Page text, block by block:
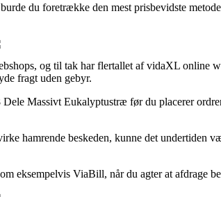
du foretrække den mest prisbevidste
og til tak har flertallet af vidaXL online
fragt uden gebyr.
Massivt Eukalyptustræ før du placerer
hamrende beskeden, kunne det undertiden
eksempelvis ViaBill, når du agter at afdrage